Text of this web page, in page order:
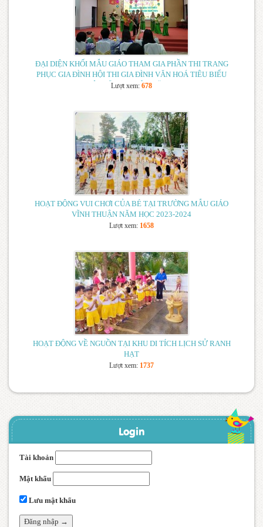
SINH NĂM HỌC 2024-2025 (20/05/2024)
KẾ HOẠCH TẬP HUẤN CÔNG TÁC BIÊN TẬP VIÊN
CỘNG TÁC VIÊN CÁC TRANG THÔNG TIN ĐIỆN TỬ
NGÀNH GIÁO DỤC HUYỆN VĨNH THUẬN NĂM 2024
(20/05/2024)
ĐẠI DIỆN KHỐI MẪU GIÁO THAM GIA PHẦN THI TRANG
PHỤC GIA ĐÌNH HỘI THI GIA ĐÌNH VĂN HOÁ TIÊU BIỂU
HUYỆN VĨNH THUẬN NĂM 2024
Lượt xem: 678
HOẠT ĐỘNG VUI CHƠI CỦA BÉ TẠI TRƯỜNG MẪU GIÁO
VĨNH THUẬN NĂM HỌC 2023-2024
Lượt xem: 1658
HOẠT ĐỘNG VỀ NGUỒN TẠI KHU DI TÍCH LỊCH SỬ RANH
HẠT
Lượt xem: 1737
Login
Tài khoản
Mật khẩu
Lưu mật khẩu